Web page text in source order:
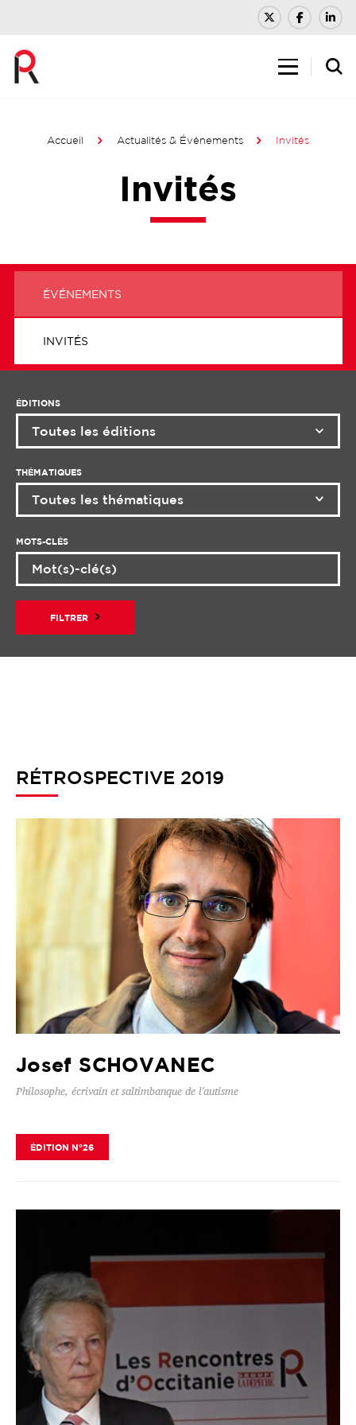
Accueil Actualités & Événements Invités
Invités
ÉVÉNEMENTS
INVITÉS
ÉDITIONS
THÉMATIQUES
MOTS-CLÉS
FILTRER
RÉTROSPECTIVE 2019
Josef SCHOVANEC
Philosophe, écrivain et saltimbanque de l'autisme
ÉDITION N°26